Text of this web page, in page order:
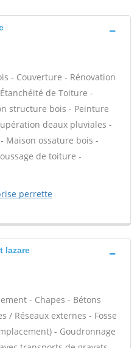
- Couverture - Rénovation
de Toiture -
structure bois - Peinture
deaux pluviales -
Maison ossature bois -
de toiture -
perrette
lazare
- Chapes - Bétons
/ Réseaux externes - Fosse
- Goudronnage